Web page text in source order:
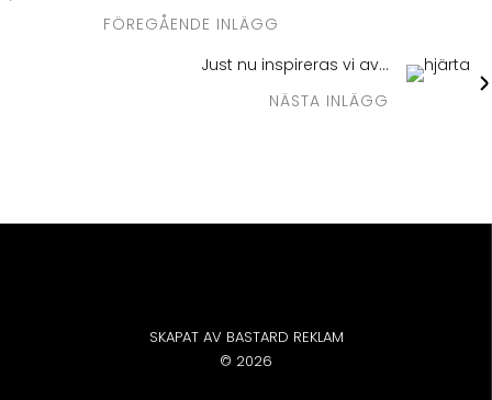
FÖREGÅENDE INLÄGG
Just nu inspireras vi av…
NÄSTA INLÄGG
SKAPAT AV BASTARD REKLAM
© 2026